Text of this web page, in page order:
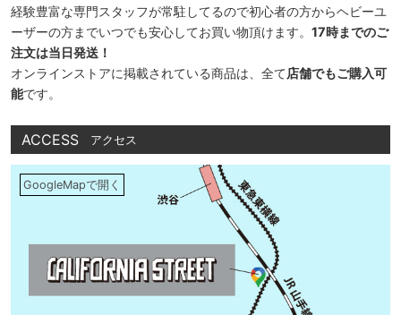
経験豊富な専門スタッフが常駐してるので初心者の方からヘビーユ
ーザーの方までいつでも安心してお買い物頂けます。 17時までのご
注文は当日発送！
オンラインストアに掲載されている商品は、全て店舗でもご購入可
能です。
ACCESS アクセス
GoogleMapで開く